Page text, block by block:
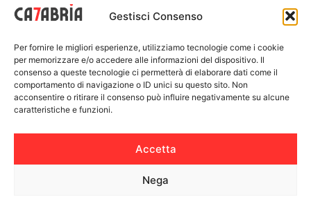
Gestisci Consenso
Per fornire le migliori esperienze, utilizziamo tecnologie come i cookie
per memorizzare e/o accedere alle informazioni del dispositivo. Il
consenso a queste tecnologie ci permetterà di elaborare dati come il
comportamento di navigazione o ID unici su questo sito. Non
acconsentire o ritirare il consenso può influire negativamente su alcune
caratteristiche e funzioni.
Accetta
Nega
WE CALABRIA
C7 PLAY
MIX ZONE